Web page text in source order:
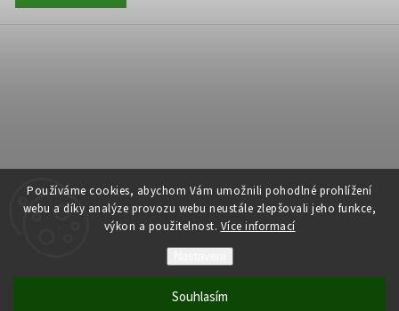
Používáme cookies, abychom Vám umožnili pohodlné prohlížení
webu a díky analýze provozu webu neustále zlepšovali jeho funkce,
výkon a použitelnost. Více informací
Souhlasím
Vytvořil Shoptet | Anque Media
Copyright 2026 Centrum Zelený Anděl
Grafický návrh vytvořil a nakódoval